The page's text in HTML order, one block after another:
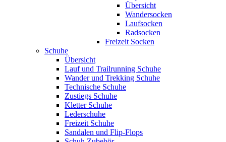
Übersicht
Wandersocken
Laufsocken
Radsocken
Freizeit Socken
Schuhe
Übersicht
Lauf und Trailrunning Schuhe
Wander und Trekking Schuhe
Technische Schuhe
Zustiegs Schuhe
Kletter Schuhe
Lederschuhe
Freizeit Schuhe
Sandalen und Flip-Flops